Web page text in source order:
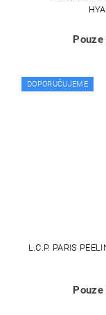
DOPORUČUJEME
L.C.P. PARIS